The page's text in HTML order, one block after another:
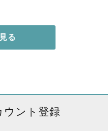
る
ント登録